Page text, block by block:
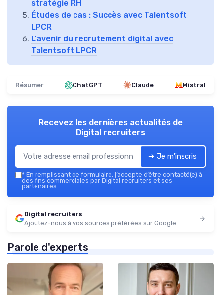
stratégie RH
Études de cas : Succès avec Talentsoft
LPCR
L'avenir du recrutement digital avec
Talentsoft LPCR
Résumer ChatGPT Claude Mistral
Recevez les dernières actualités de
Digital recruiters
➔ Je m'inscris
* En remplissant ce formulaire, j’accepte d’être contacté(e) à
des fins commerciales par Digital recruiters et ses
partenaires.
Digital recruiters
Ajoutez-nous à vos sources préférées sur Google
Parole d'experts